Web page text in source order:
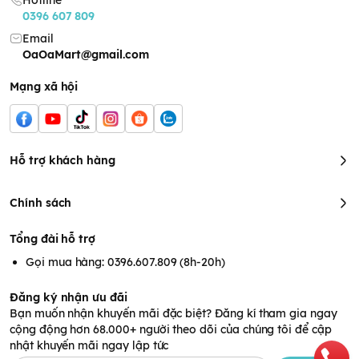
dụng máy hút sữa để đảm bảo lượng sữa mẹ cho con khi có
Dễ dàng cất trữ, thuận tiện sử dụng
- Chất liệu mỏng giúp tiết kiệm diện tích. Túi hoàn toàn tự đứng
giúp mẹ dễ dàng xếp gọn gàng trong tủ lạnh/tủ đông.
- Túi trữ sữa Unimom có dung tích 210ml, trên mặt túi có vạch
0396 607 809
Email
OaOaMart@gmail.com
Mạng xã hội
Hỗ trợ khách hàng
Chính sách
Tổng đài hỗ trợ
Gọi mua hàng: 0396.607.809 (8h-20h)
Đăng ký nhận ưu đãi
Bạn muốn nhận khuyến mãi đặc biệt? Đăng kí tham gia ngay
cộng động hơn 68.000+ người theo dõi của chúng tôi để cập
nhật khuyến mãi ngay lập tức